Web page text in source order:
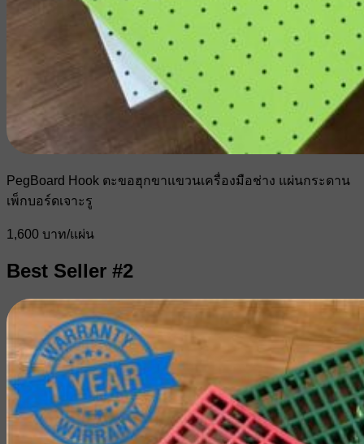
PegBoard Hook ตะขอฮุกขาแขวนเครื่องมือช่าง แผ่นกระดาน
เพ็กบอร์ดเจาะรู
1,600 บาท/แผ่น
Best Seller #2